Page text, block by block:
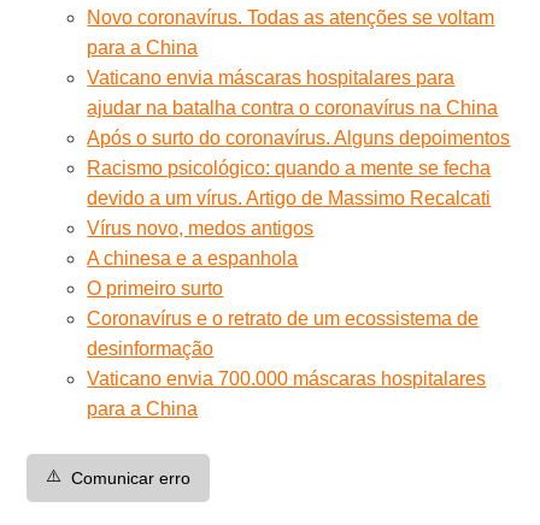
Novo coronavírus. Todas as atenções se voltam
para a China
Vaticano envia máscaras hospitalares para
ajudar na batalha contra o coronavírus na China
Após o surto do coronavírus. Alguns depoimentos
Racismo psicológico: quando a mente se fecha
devido a um vírus. Artigo de Massimo Recalcati
Vírus novo, medos antigos
A chinesa e a espanhola
O primeiro surto
Coronavírus e o retrato de um ecossistema de
desinformação
Vaticano envia 700.000 máscaras hospitalares
para a China
⚠️ Comunicar erro